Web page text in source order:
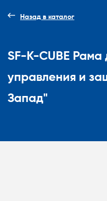
Назад в каталог
SF-K-CUBE
управления и
Запад"